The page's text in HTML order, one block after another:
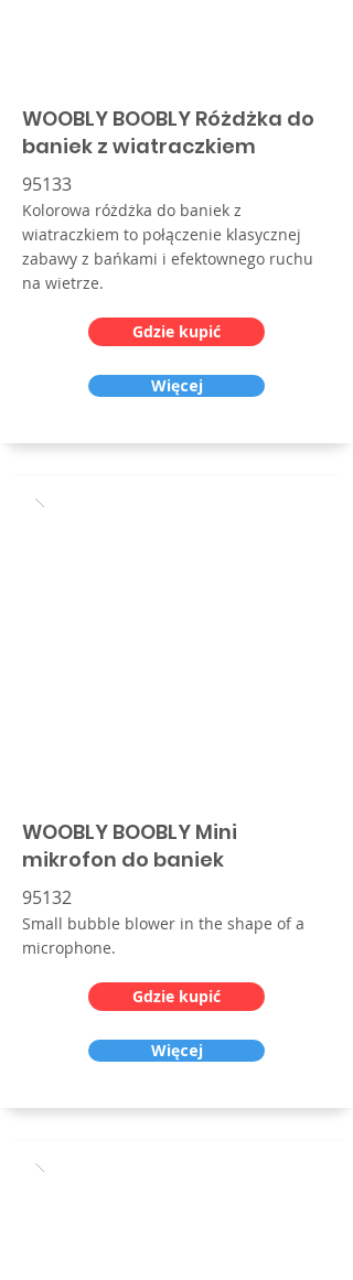
WOOBLY BOOBLY Różdżka do
baniek z wiatraczkiem
95133
Kolorowa różdżka do baniek z
wiatraczkiem to połączenie klasycznej
zabawy z bańkami i efektownego ruchu
na wietrze.
Gdzie kupić
Więcej
WOOBLY BOOBLY Mini
mikrofon do baniek
95132
Small bubble blower in the shape of a
microphone.
Gdzie kupić
Więcej